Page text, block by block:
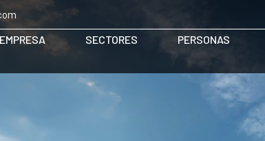
EMPRESA SECTORES PERSONAS